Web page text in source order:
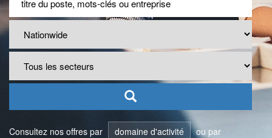
Consultez nos offres par domaine d'activité
ou par